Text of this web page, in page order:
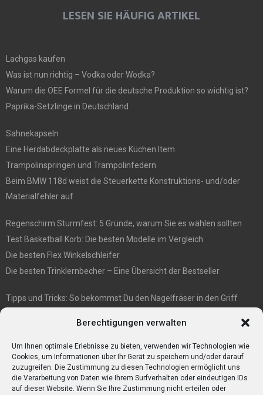
Berechtigungen verwalten
Um Ihnen optimale Erlebnisse zu bieten, verwenden wir Technologien wie
Cookies, um Informationen über Ihr Gerät zu speichern und/oder darauf
zuzugreifen. Die Zustimmung zu diesen Technologien ermöglicht uns
die Verarbeitung von Daten wie Ihrem Surfverhalten oder eindeutigen IDs
auf dieser Website. Wenn Sie Ihre Zustimmung nicht erteilen oder
LESEN SIE HÄUFIG ARTIKEL
Lachgas kaufen
Was ist nun richtig – Vodka oder Wodka?
Warum die OEE Formel für die deutsche Produktion so wichtig ist?
Paprika-Setzlinge in Deutschland
Sahnekapseln
Eine Herdabdeckplatte als neues Küchen Item
Trampolinspringen und Trampolinfedern
Beim BMW 118d weist die Steuerkette Konstruktions- und/oder
Materialfehler auf
Regenschirm Sturmfest: 5 Gründe, warum Sie es wählen sollten
Test Basketball Korb: Die besten Modelle im Vergleich
Die besten Flex Winkelschleifer
Die besten Trinklernbecher – Eine Übersicht der Bestseller
Tipps und Tricks: So bekommst Du den Nagelfräser in den Griff
Veganismus und Vegetarismus: Was ist der Unterschied?
Bumpkeys sind ein Phänomen, das viel Aufmerksamkeit erregt.